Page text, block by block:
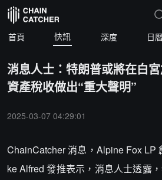
首頁 快訊 深度 日
消息人士：特朗普或將在白
資產稅收做出“重大聲明”
2025-03-07 04:29:01
ChainCatcher 消息，Alpine Fox LP
ke Alfred 發推表示，消息人士透露